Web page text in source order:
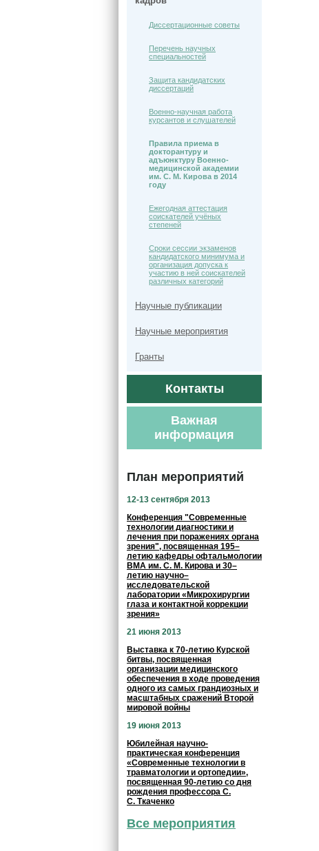
Диссертационные советы
Перечень научных
специальностей
Защита кандидатских
диссертаций
Военно-научная работа
курсантов и слушателей
Правила приема в
докторантуру и
адъюнктуру Военно-
медицинской академии
им. С. М. Кирова в 2014
году
Ежегодная аттестация
соискателей учёных
степеней
Сроки сессии экзаменов
кандидатского минимума и
организация допуска к
участию в ней соискателей
различных категорий
Научные публикации
Научные мероприятия
Гранты
Контакты
Важная
информация
План мероприятий
12-13 сентября 2013
Конференция "Современные
технологии диагностики и
лечения при поражениях органа
зрения", посвященная 195–
летию кафедры офтальмологии
ВМА им. С. М. Кирова и 30–
летию научно–
исследовательской
лаборатории «Микрохирургии
глаза и контактной коррекции
зрения»
21 июня 2013
Выставка к 70-летию Курской
битвы, посвященная
организации медицинского
обеспечения в ходе проведения
одного из самых грандиозных и
масштабных сражений Второй
мировой войны
19 июня 2013
Юбилейная научно-
практическая конференция
«Современные технологии в
травматологии и ортопедии»,
посвященная 90-летию со дня
рождения профессора С.
С. Ткаченко
Все мероприятия